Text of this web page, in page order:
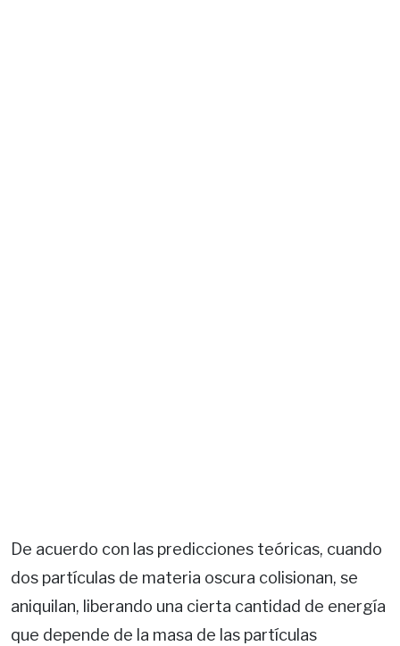
De acuerdo con las predicciones teóricas, cuando
dos partículas de materia oscura colisionan, se
aniquilan, liberando una cierta cantidad de energía
que depende de la masa de las partículas